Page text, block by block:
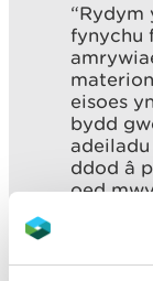
“Rydym
fynychu
eisoes
bydd
ddod â
oed